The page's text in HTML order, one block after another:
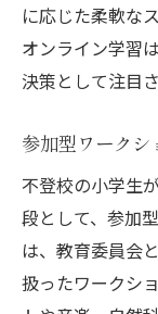
に応じた柔軟な
オンライン学習
決策として注目
参加型ワークシ
不登校の小学生
段として、参加
は、教育委員会
扱ったワークシ